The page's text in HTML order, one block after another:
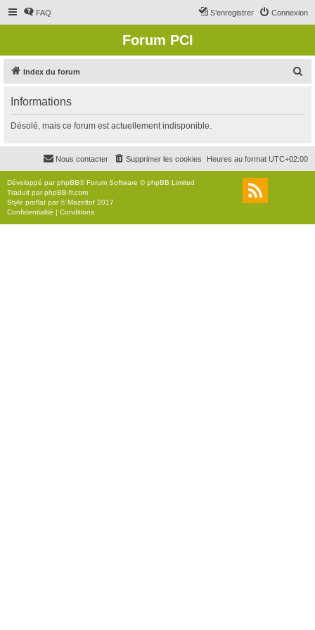
FAQ Connexion
S’enregistrer
Forum PCI
Index du forum
r
c
r
Informations
Désolé, mais ce forum est actuellement indisponible.
Heures au format UTC+02:00
Supprimer les cookies
Nous contacter
Développé parphpBB® Forum Software © phpBB Limited
Traduit parphpBB-fr.com
Style proflat par ©Mazeltof 2017
Confidentialité | Conditions